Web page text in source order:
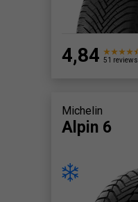
4,84 51 reviews
Michelin
Alpin 6